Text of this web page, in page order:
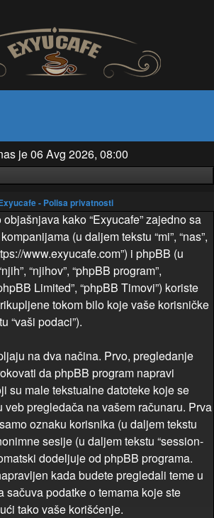
je 06 Avg 2026, 08:00
- Polisa privatnosti
kako “Exyucafe” zajedno sa
(u daljem tekstu “mi”, “nas”,
www.exyucafe.com”) i phpBB (u
“njihov”, “phpBB program”,
Limited”, “phpBB Timovi”) koriste
tokom bilo koje vaše korisničke
“vaši podaci”).
na dva načina. Prvo, pregledanje
da phpBB program napravi
su male tekstualne datoteke koje se
pregledača na vašem računaru. Prva
oznaku korisnika (u daljem tekstu
sesije (u daljem tekstu “session-
dodeljuje od phpBB programa.
kada budete pregledali teme u
sačuva podatke o temama koje ste
tako vaše korišćenje.